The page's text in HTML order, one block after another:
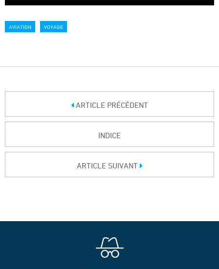
AVIATION VOYAGE
ARTICLE PRÉCÉDENT
INDICE
ARTICLE SUIVANT